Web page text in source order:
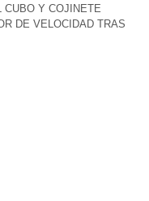
CUBO Y COJINETE
DE VELOCIDAD TRAS